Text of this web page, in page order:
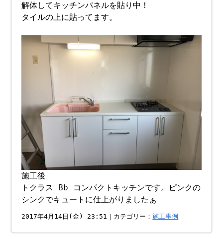
解体してキッチンパネルを貼り中！
タイルの上に貼ってます。
施工後
トクラス Bb コンパクトキッチンです。ピンクの
シンクでキュートに仕上がりましたぁ
2017年4月14日(金) 23:51｜カテゴリー：施工事例